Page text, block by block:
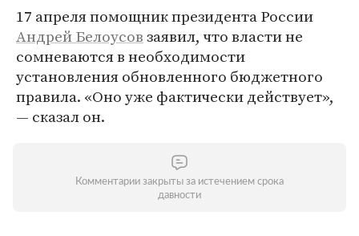
17 апреля помощник президента России
Андрей Белоусовзаявил, что власти не
сомневаются в необходимости
установления обновленного бюджетного
правила. «Оно уже фактически действует»,
— сказал он.
Комментарии закрыты за истечением срока
давности